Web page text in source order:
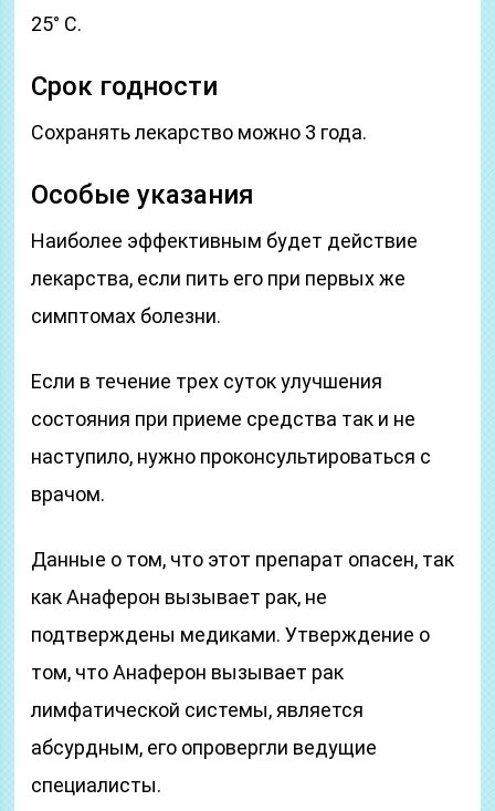
25° С.
Срок годности
Сохранять лекарство можно 3 года.
Особые указания
Наиболее эффективным будет действие
лекарства, если пить его при первых же
симптомах болезни.
Если в течение трех суток улучшения
состояния при приеме средства так и не
наступило, нужно проконсультироваться с
врачом.
Данные о том, что этот препарат опасен, так
как Анаферон вызывает рак, не
подтверждены медиками. Утверждение о
том, что Анаферон вызывает рак
лимфатической системы, является
абсурдным, его опровергли ведущие
специалисты.